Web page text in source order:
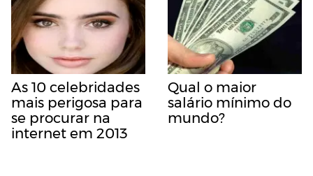
As 10 celebridades
mais perigosa para
se procurar na
internet em 2013
Qual o maior
salário mínimo do
mundo?